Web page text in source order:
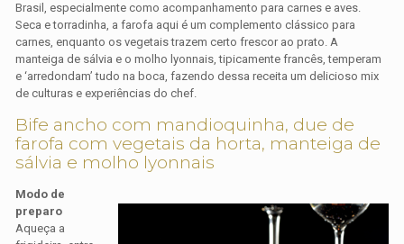
Brasil, especialmente como acompanhamento para carnes e aves.
Seca e torradinha, a farofa aqui é um complemento clássico para
carnes, enquanto os vegetais trazem certo frescor ao prato. A
manteiga de sálvia e o molho lyonnais, tipicamente francês, temperam
e ‘arredondam’ tudo na boca, fazendo dessa receita um delicioso mix
de culturas e experiências do chef.
Bife ancho com mandioquinha, due de
farofa com vegetais da horta, manteiga de
sálvia e molho lyonnais
Modo de
preparo
Aqueça a